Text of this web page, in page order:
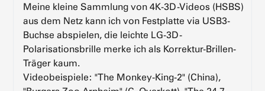
Meine kleine Sammlung von 4K-3D-Videos (HSBS)
aus dem Netz kann ich von Festplatte via USB3-
Buchse abspielen, die leichte LG-3D-
Polarisationsbrille merke ich als Korrektur-Brillen-
Träger kaum.
Videobeispiele: "The Monkey-King-2" (China),